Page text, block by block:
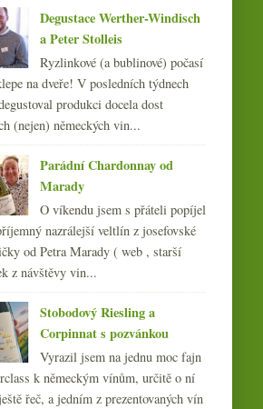
února(21)
ledna (20)
(251)
(254)
(249)
(254)
(252)
(249)
(249)
(270)
(108)
Degustace Werther-Windisch
a Peter Stolleis
Ryzlinkové (a bublinové) počasí
na dveře! V posledních týdnech
produkci docela dost
(nejen) německých vin...
Parádní Chardonnay od
Marady
O víkendu jsem s přáteli popíjel
nazrálejší veltlín z josefovské
od Petra Marady ( web , starší
z návštěvy vin...
Stobodový Riesling a
Corpinnat s pozvánkou
Vyrazil jsem na jednu moc fajn
k německým vínům, určitě o ní
řeč, a jedním z prezentovaných vín